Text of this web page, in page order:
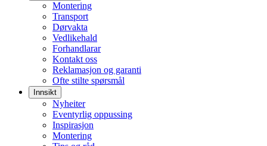
Montering
Transport
Dørvakta
Vedlikehald
Forhandlarar
Kontakt oss
Reklamasjon og garanti
Ofte stilte spørsmål
Innsikt
Nyheiter
Eventyrlig oppussing
Inspirasjon
Montering